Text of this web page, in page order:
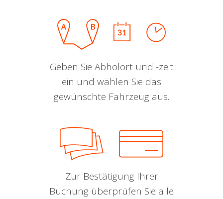
Geben Sie Abholort und -zeit
ein und wählen Sie das
gewünschte Fahrzeug aus.
Zur Bestätigung Ihrer
Buchung überprüfen Sie alle